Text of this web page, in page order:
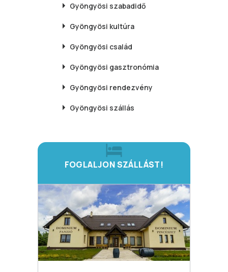
Gyöngyösi szabadidő
Gyöngyösi kultúra
Gyöngyösi család
Gyöngyösi gasztronómia
Gyöngyösi rendezvény
Gyöngyösi szállás
FOGLALJON SZÁLLÁST!